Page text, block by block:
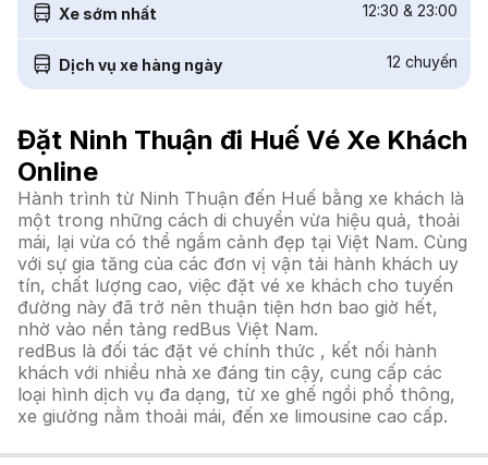
Xe sớm nhất 12:30 & 23:00
Dịch vụ xe hàng ngày 12 chuyến
Đặt Ninh Thuận đi Huế Vé Xe Khách
Online
Hành trình từ Ninh Thuận đến Huế bằng xe khách là
một trong những cách di chuyển vừa hiệu quả, thoải
mái, lại vừa có thể ngắm cảnh đẹp tại Việt Nam. Cùng
với sự gia tăng của các đơn vị vận tải hành khách uy
tín, chất lượng cao, việc đặt vé xe khách cho tuyến
đường này đã trở nên thuận tiện hơn bao giờ hết,
nhờ vào nền tảng redBus Việt Nam.
redBus là đối tác đặt vé chính thức , kết nối hành
khách với nhiều nhà xe đáng tin cậy, cung cấp các
loại hình dịch vụ đa dạng, từ xe ghế ngồi phổ thông,
xe giường nằm thoải mái, đến xe limousine cao cấp.